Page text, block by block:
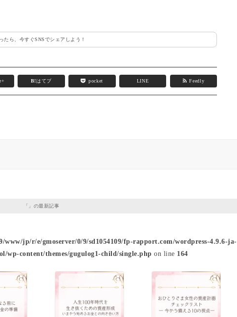
たら、今すぐSNSでシェアしよう！
B!はてブ pocket LINE Feedly
「」の最新記事
www/jp/r/e/gmoserver/0/9/sd1054109/fp-rapport.com/wordpress-4.9.6-ja-
wp-content/themes/gugulog1-child/single.php on line 164